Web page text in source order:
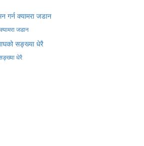
जडान
धेरै